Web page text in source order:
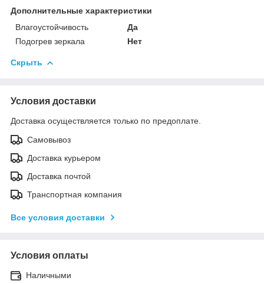
Дополнительные характеристики
Влагоустойчивость
Да
Подогрев зеркала
Нет
Скрыть
Условия доставки
Доставка осуществляется только по предоплате.
Самовывоз
Доставка курьером
Доставка почтой
Транспортная компания
Все условия доставки
Условия оплаты
Наличными